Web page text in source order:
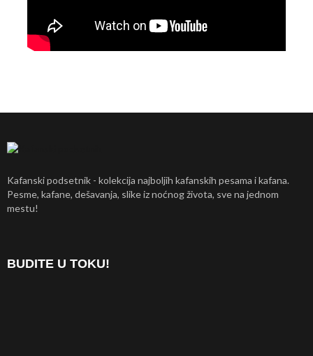
Kafanski podsetnik - kolekcija najboljih kafanskih pesama i kafana.
Pesme, kafane, dešavanja, slike iz noćnog života, sve na jednom
mestu!
BUDITE U TOKU!